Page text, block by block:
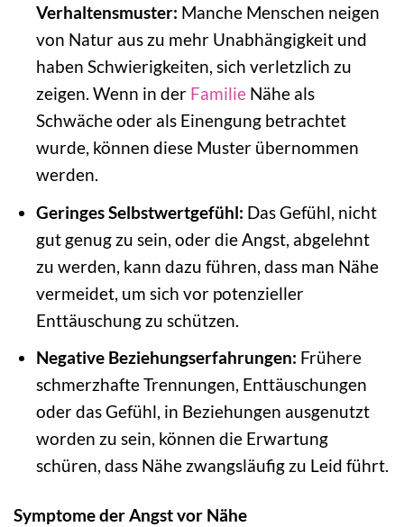
Verhaltensmuster: Manche Menschen neigen
von Natur aus zu mehr Unabhängigkeit und
haben Schwierigkeiten, sich verletzlich zu
zeigen. Wenn in der Familie Nähe als
Schwäche oder als Einengung betrachtet
wurde, können diese Muster übernommen
werden.
Geringes Selbstwertgefühl: Das Gefühl, nicht
gut genug zu sein, oder die Angst, abgelehnt
zu werden, kann dazu führen, dass man Nähe
vermeidet, um sich vor potenzieller
Enttäuschung zu schützen.
Negative Beziehungserfahrungen: Frühere
schmerzhafte Trennungen, Enttäuschungen
oder das Gefühl, in Beziehungen ausgenutzt
worden zu sein, können die Erwartung
schüren, dass Nähe zwangsläufig zu Leid führt.
Symptome der Angst vor Nähe